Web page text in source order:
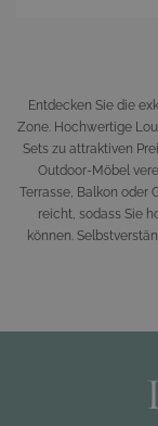
Entdecken Sie die
Zone. Hochwertige
Sets zu attraktiven
Outdoor-Möbel
Terrasse, Balkon oder
reicht, sodass Sie
können.